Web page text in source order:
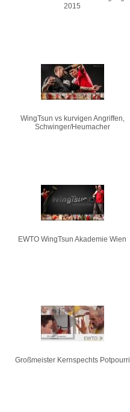
2015
WingTsun vs kurvigen Angriffen,
Schwinger/Heumacher
EWTO WingTsun Akademie Wien
Großmeister Kernspechts Potpourri